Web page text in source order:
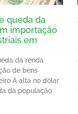
queda da
importação
em
da renda
de bens
A alta no dólar
da população